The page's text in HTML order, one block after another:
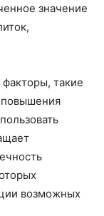
значение
такие
повышения
возможных